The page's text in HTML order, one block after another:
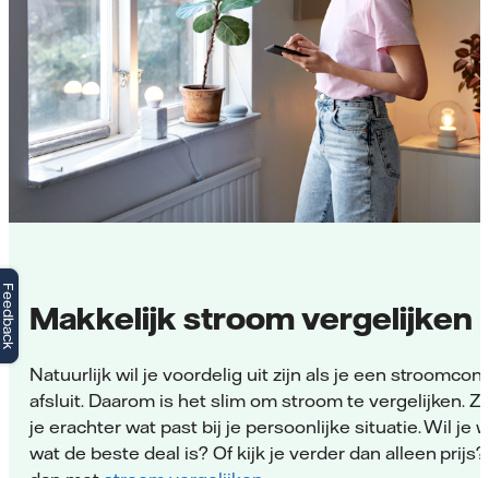
Makkelijk stroom vergelijken
Natuurlijk wil je voordelig uit zijn als je een
afsluit. Daarom is het slim om stroom te vergelijken.
je erachter wat past bij je persoonlijke situatie. Wil je
wat de beste deal is? Of kijk je verder dan alleen
Feedback